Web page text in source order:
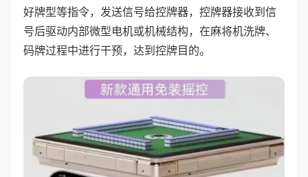
好牌型等指令，发送信号给控牌器，控牌器接收到信
号后驱动内部微型电机或机械结构，在麻将机洗牌、
码牌过程中进行干预，达到控牌目的。